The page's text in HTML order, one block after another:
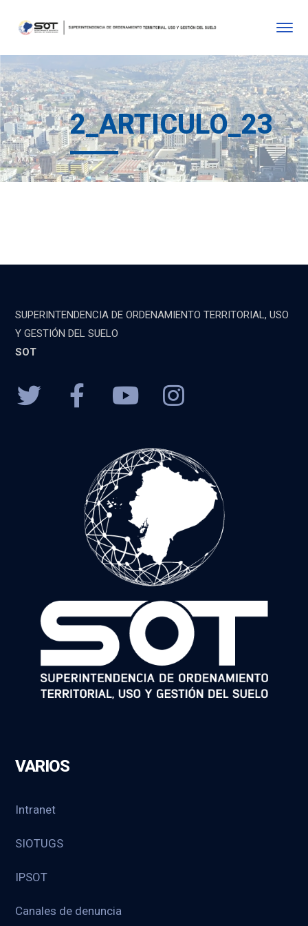
2_ARTICULO_23
SUPERINTENDENCIA DE ORDENAMIENTO TERRITORIAL, USO
Y GESTIÓN DEL SUELO
SOT
VARIOS
Intranet
SIOTUGS
IPSOT
Canales de denuncia